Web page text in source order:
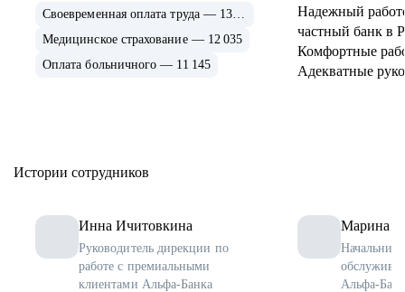
Медицинское страхование — 12 035
Оплата больничного — 11 145
Надежный
частный банк в
Комфортные
Адекватные
Истории сотрудников
Инна Ичитовкина
Руководитель дирекции по
работе с премиальными
клиентами Альфа-Банка
Марина
Начальник
Альфа-